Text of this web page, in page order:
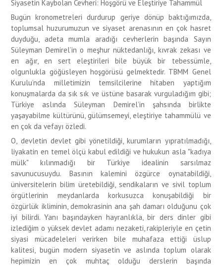
Siyasetin Kaybolan Cevheri: Hoşgörü ve Eleştiriye Tahammül
Bugün kronometreleri durdurup geriye dönüp baktığımızda,
toplumsal huzurumuzun ve siyaset arenasının en çok hasret
duyduğu, adeta mumla aradığı cevherlerin başında Sayın
Süleyman Demirel’in o meşhur nüktedanlığı, kıvrak zekası ve
en ağır, en sert eleştirileri bile büyük bir tebessümle,
olgunlukla göğüsleyen hoşgörüsü gelmektedir. TBMM Genel
Kurulu’nda milletimizin temsilcilerine hitaben yaptığım
konuşmalarda da sık sık ve üstüne basarak vurguladığım gibi;
Türkiye aslında Süleyman Demirel’in şahsında birlikte
yaşayabilme kültürünü, gülümsemeyi, eleştiriye tahammülü ve
en çok da vefayı özledi.
O, devletin devlet gibi yönetildiği, kurumların yıpratılmadığı,
liyakatin en temel ölçü kabul edildiği ve hukukun asla "kadıya
mülk" kılınmadığı bir Türkiye idealinin sarsılmaz
savunucusuydu. Basının kalemini özgürce oynatabildiği,
üniversitelerin bilim üretebildiği, sendikaların ve sivil toplum
örgütlerinin meydanlarda korkusuzca konuşabildiği bir
özgürlük ikliminin, demokrasinin ana şah damarı olduğunu çok
iyi bilirdi. Yanı başındayken hayranlıkla, bir ders dinler gibi
izlediğim o yüksek devlet adamı nezaketi, rakipleriyle en çetin
siyasi mücadeleleri verirken bile muhafaza ettiği üslup
kalitesi, bugün modern siyasetin ve aslında toplum olarak
hepimizin en çok muhtaç olduğu derslerin başında